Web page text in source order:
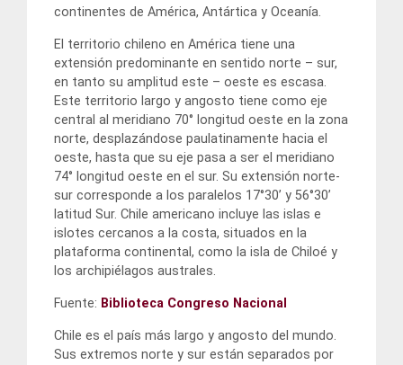
continentes de América, Antártica y Oceanía.
El territorio chileno en América tiene una
extensión predominante en sentido norte – sur,
en tanto su amplitud este – oeste es escasa.
Este territorio largo y angosto tiene como eje
central al meridiano 70° longitud oeste en la zona
norte, desplazándose paulatinamente hacia el
oeste, hasta que su eje pasa a ser el meridiano
74° longitud oeste en el sur. Su extensión norte-
sur corresponde a los paralelos 17°30’ y 56°30’
latitud Sur. Chile americano incluye las islas e
islotes cercanos a la costa, situados en la
plataforma continental, como la isla de Chiloé y
los archipiélagos australes.
Fuente: Biblioteca Congreso Nacional
Chile es el país más largo y angosto del mundo.
Sus extremos norte y sur están separados por